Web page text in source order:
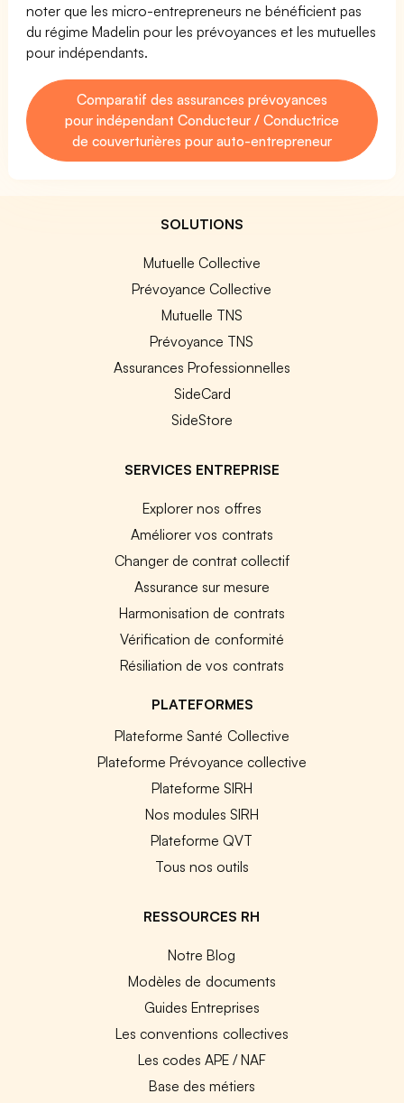
noter que les micro-entrepreneurs ne bénéficient pas
du régime Madelin pour les prévoyances et les mutuelles
pour indépendants.
Comparatif des assurances prévoyances
pour indépendant Conducteur / Conductrice
de couverturières pour auto-entrepreneur
SOLUTIONS
Mutuelle Collective
Prévoyance Collective
Mutuelle TNS
Prévoyance TNS
Assurances Professionnelles
SideCard
SideStore
SERVICES ENTREPRISE
Explorer nos offres
Améliorer vos contrats
Changer de contrat collectif
Assurance sur mesure
Harmonisation de contrats
Vérification de conformité
Résiliation de vos contrats
PLATEFORMES
Plateforme Santé Collective
Plateforme Prévoyance collective
Plateforme SIRH
Nos modules SIRH
Plateforme QVT
Tous nos outils
RESSOURCES RH
Notre Blog
Modèles de documents
Guides Entreprises
Les conventions collectives
Les codes APE / NAF
Base des métiers